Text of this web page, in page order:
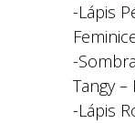
-Lápis
-
Tangy
-Lápis